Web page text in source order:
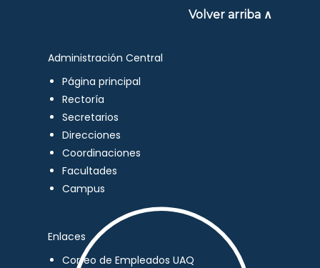
Volver arriba ∧
Administración Central
Página principal
Rectoría
Secretarios
Direcciones
Coordinaciones
Facultades
Campus
Enlaces
Correo de Empleados UAQ